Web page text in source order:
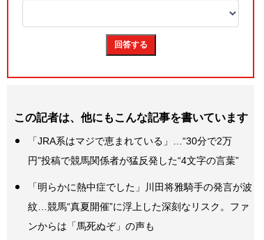
この記者は、他にもこんな記事を書いています
「JRA系はマジで恵まれている」…“30分で2万
円”投稿で競馬関係者が猛反発した“4文字の言葉”
「明らかに熱中症でした」川田将雅騎手の発言が波
紋…競馬“真夏開催”に浮上した深刻なリスク。ファ
ンからは「馬死ぬぞ」の声も